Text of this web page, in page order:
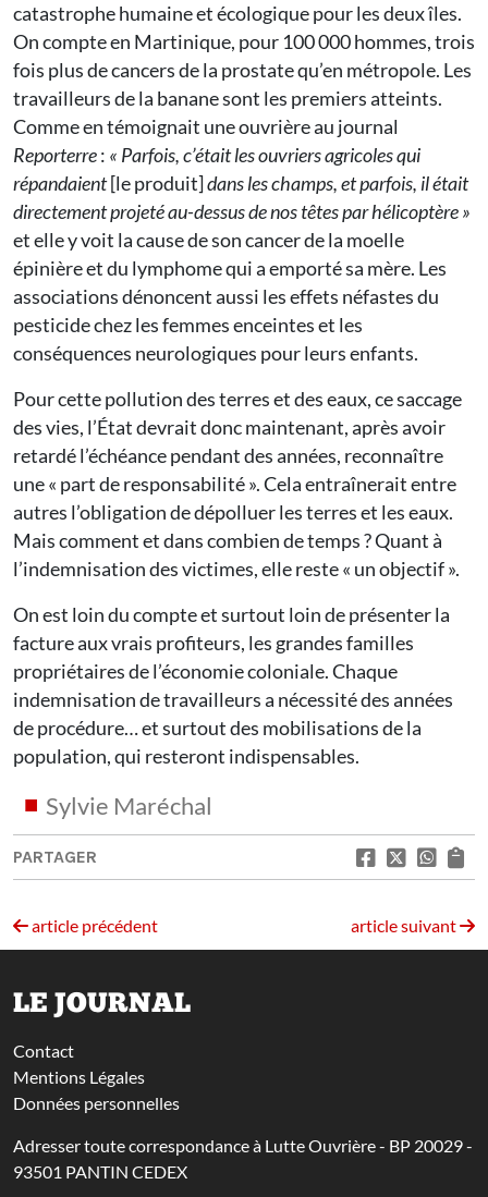
catastrophe humaine et écologique pour les deux îles.
On compte en Martinique, pour 100 000 hommes, trois
fois plus de cancers de la prostate qu’en métropole. Les
travailleurs de la banane sont les premiers atteints.
Comme en témoignait une ouvrière au journal
Reporterre: « Parfois, c’était les ouvriers agricoles qui
répandaient[le produit]dans les champs, et parfois, il était
directement projeté au-dessus de nos têtes par hélicoptère »
et elle y voit la cause de son cancer de la moelle
épinière et du lymphome qui a emporté sa mère. Les
associations dénoncent aussi les effets néfastes du
pesticide chez les femmes enceintes et les
conséquences neurologiques pour leurs enfants.
Pour cette pollution des terres et des eaux, ce saccage
des vies, l’État devrait donc maintenant, après avoir
retardé l’échéance pendant des années, reconnaître
une « part de responsabilité ». Cela entraînerait entre
autres l’obligation de dépolluer les terres et les eaux.
Mais comment et dans combien de temps ? Quant à
l’indemnisation des victimes, elle reste « un objectif ».
On est loin du compte et surtout loin de présenter la
facture aux vrais profiteurs, les grandes familles
propriétaires de l’économie coloniale. Chaque
indemnisation de travailleurs a nécessité des années
de procédure… et surtout des mobilisations de la
population, qui resteront indispensables.
Sylvie Maréchal
PARTAGER
article précédent article suivant
LE JOURNAL
Contact
Mentions Légales
Données personnelles
Adresser toute correspondance à Lutte Ouvrière - BP 20029 -
93501 PANTIN CEDEX